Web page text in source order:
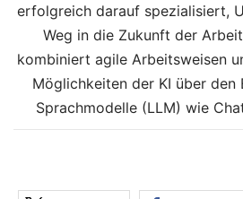
erfolgreich darauf spezialisiert,
Weg in die Zukunft der
kombiniert agile Arbeitsweisen
Möglichkeiten der KI über den
Sprachmodelle (LLM) wie